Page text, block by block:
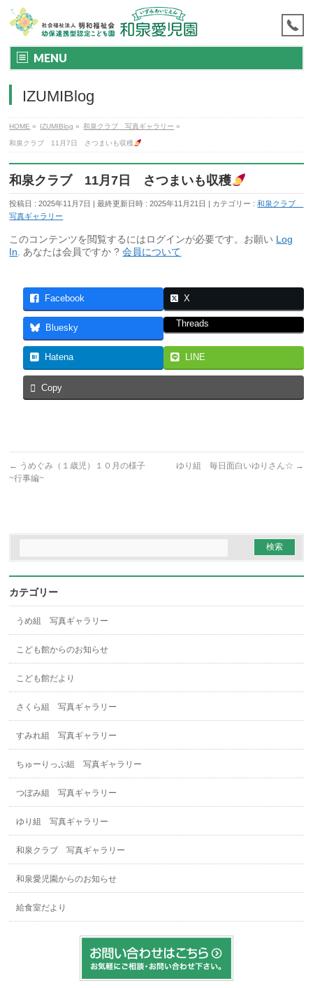
MENU
IZUMIBlog
HOME » IZUMIBlog » 和泉クラブ 写真ギャラリー »
和泉クラブ 11月7日 さつまいも収穫
和泉クラブ 11月7日 さつまいも収穫
投稿日 : 2025年11月7日 最終更新日時 : 2025年11月21日 カテゴリー :和泉クラブ
写真ギャラリー
このコンテンツを閲覧するにはログインが必要です。お願い Log
In. あなたは会員ですか ?会員について
Facebook X
Bluesky Threads
Hatena LINE
Copy
← うめぐみ（１歳児）１０月の様子
~行事編~
ゆり組 毎日面白いゆりさん☆ →
カテゴリー
うめ組 写真ギャラリー
こども館からのお知らせ
こども館だより
さくら組 写真ギャラリー
すみれ組 写真ギャラリー
ちゅーりっぷ組 写真ギャラリー
つぼみ組 写真ギャラリー
ゆり組 写真ギャラリー
和泉クラブ 写真ギャラリー
和泉愛児園からのお知らせ
給食室だより